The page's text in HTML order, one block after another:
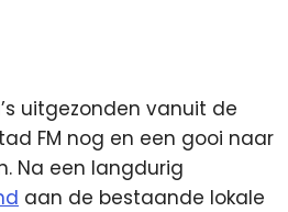
uitgezonden vanuit de
FM nog en een gooi naar
Na een langdurig
aan de bestaande lokale